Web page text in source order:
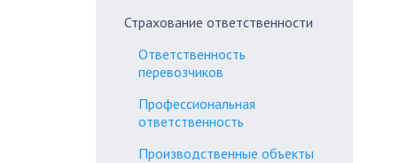
Страхование ответственности
Ответственность
перевозчиков
Профессиональная
ответственность
Производственные объекты